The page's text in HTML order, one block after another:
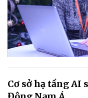
Cơ sở hạ tầng AI